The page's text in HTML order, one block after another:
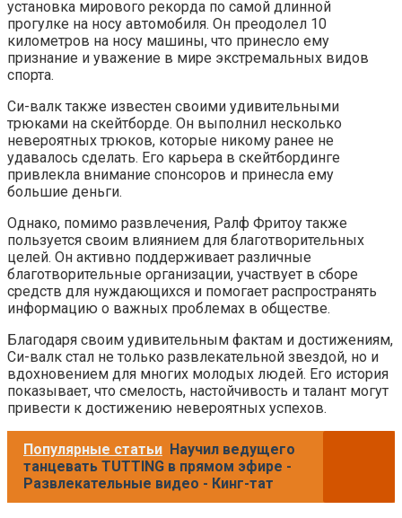
установка мирового рекорда по самой длинной
прогулке на носу автомобиля. Он преодолел 10
километров на носу машины, что принесло ему
признание и уважение в мире экстремальных видов
спорта.
Си-валк также известен своими удивительными
трюками на скейтборде. Он выполнил несколько
невероятных трюков, которые никому ранее не
удавалось сделать. Его карьера в скейтбординге
привлекла внимание спонсоров и принесла ему
большие деньги.
Однако, помимо развлечения, Ралф Фритоу также
пользуется своим влиянием для благотворительных
целей. Он активно поддерживает различные
благотворительные организации, участвует в сборе
средств для нуждающихся и помогает распространять
информацию о важных проблемах в обществе.
Благодаря своим удивительным фактам и достижениям,
Си-валк стал не только развлекательной звездой, но и
вдохновением для многих молодых людей. Его история
показывает, что смелость, настойчивость и талант могут
привести к достижению невероятных успехов.
Популярные статьи Научил ведущего
танцевать TUTTING в прямом эфире -
Развлекательные видео - Кинг-тат